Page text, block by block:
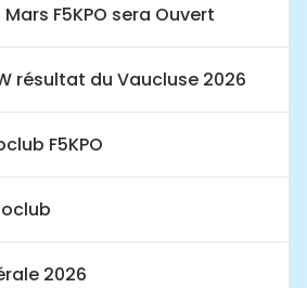
F5KPO sera Ouvert
résultat du Vaucluse 2026
F5KPO
2026